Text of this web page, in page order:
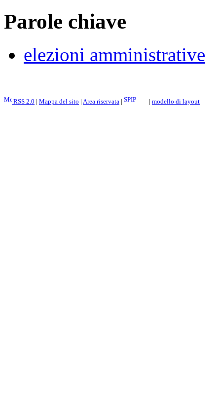
Parole chiave
elezioni amministrative
RSS 2.0 | Mappa del sito | Area riservata | | modello di layout